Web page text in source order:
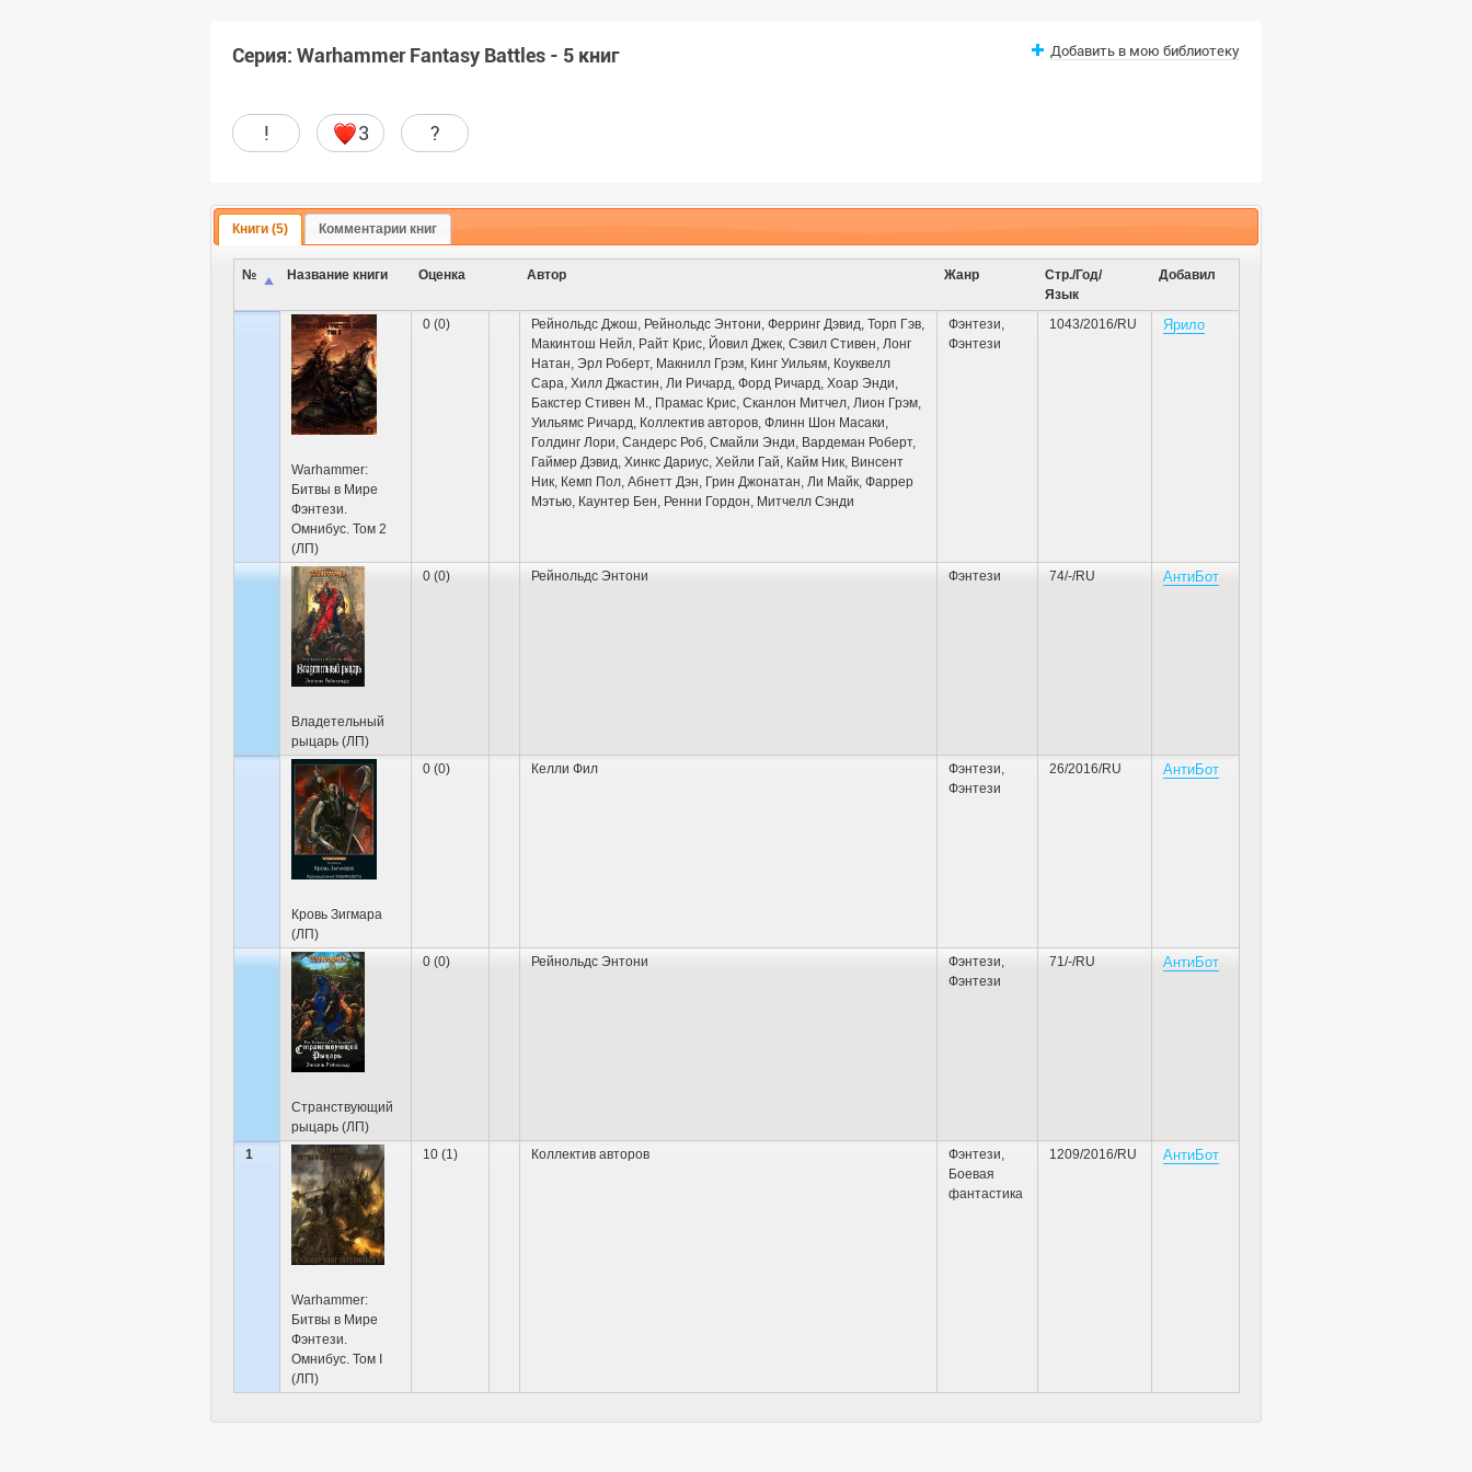
Серия: Warhammer Fantasy Battles - 5 книг Добавить в мою библиотеку
! 3 ?
Книги (5) Комментарии книг
№ Название книги Оценка Автор Жанр
Стр./Год/
Язык
Добавил
Warhammer:
Битвы в Мире
Фэнтези.
Омнибус. Том 2
(ЛП)
0 (0) Рейнольдс Джош Рейнольдс Энтони Ферринг Дэвид Торп Гэв,
Макинтош Нейл, Райт Крис, Йовил Джек, Сэвил Стивен Лонг
Натан Эрл Роберт, Макнилл Грэм, Кинг Уильям, Коуквелл
Сара Хилл Джастин Ли Ричард Форд Ричард Хоар Энди
Бакстер Стивен М.
Прамас Крис, Сканлон Митчел, Лион Грэм,
Уильямс Ричард Коллектив авторов, Флинн Шон Масаки
Голдинг Лори Сандерс Роб, Смайли Энди Вардеман Роберт,
Гаймер Дэвид Хинкс Дариус, Хейли Гай Кайм Ник, Винсент
Ник, Кемп Пол, Абнетт Дэн Грин Джонатан Ли Майк, Фаррер
Мэтью, Каунтер Бен Ренни Гордон Митчелл Сэнди
Фэнтези
Фэнтези
1043/2016/RU Ярило
Владетельный
рыцарь (ЛП)
0 (0) Рейнольдс Энтони Фэнтези 74/-/RU АнтиБот
Кровь Зигмара
(ЛП)
0 (0) Келли Фил Фэнтези
Фэнтези
26/2016/RU АнтиБот
Странствующий
рыцарь (ЛП)
0 (0) Рейнольдс Энтони Фэнтези
Фэнтези
71/-/RU АнтиБот
1
Warhammer:
Битвы в Мире
Фэнтези.
Омнибус. Том I
(ЛП)
10 (1) Коллектив авторов Фэнтези
Боевая
фантастика
1209/2016/RU АнтиБот